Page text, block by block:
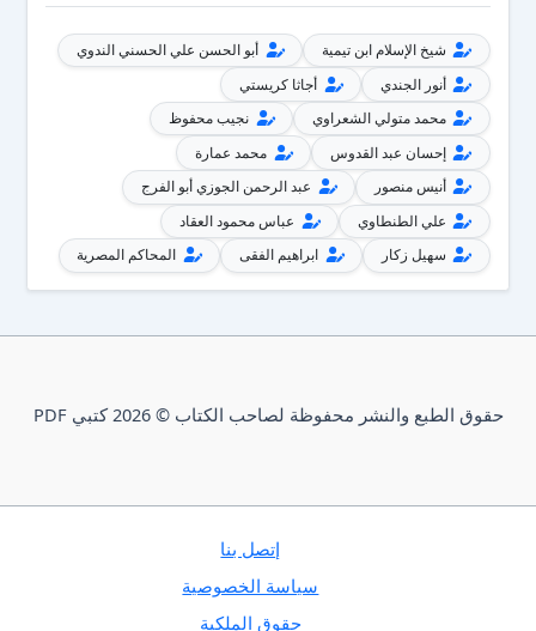
شيخ الإسلام ابن تيمية
أبو الحسن علي الحسني الندوي
أنور الجندي
أجاثا كريستي
محمد متولي الشعراوي
نجيب محفوظ
إحسان عبد القدوس
محمد عمارة
أنيس منصور
عبد الرحمن الجوزي أبو الفرج
علي الطنطاوي
عباس محمود العقاد
سهيل زكار
ابراهيم الفقى المحاكم المصرية
حقوق الطبع والنشر محفوظة لصاحب الكتاب © 2026 كتبي PDF
إتصل بنا
سياسة الخصوصية
حقوق الملكية